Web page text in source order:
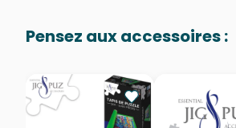
EAN
Pensez aux accessoires :